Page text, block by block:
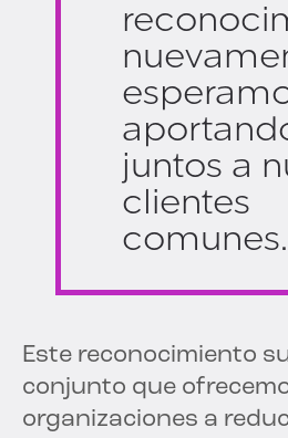
juntos a
clientes
comunes.
Este reconocimiento
conjunto que
organizaciones a